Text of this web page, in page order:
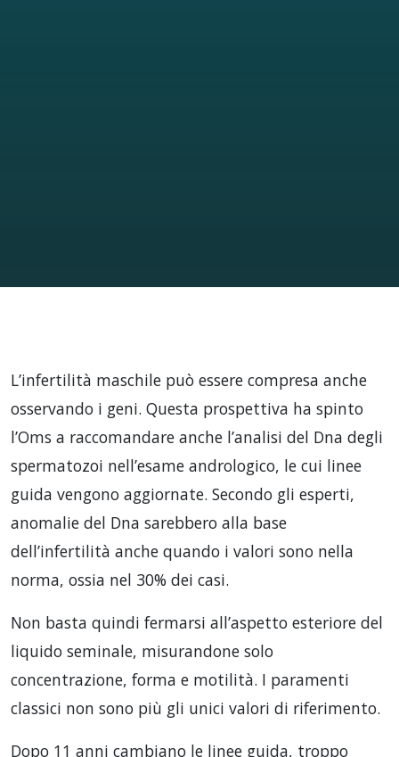
L’infertilità maschile può essere compresa anche
osservando i geni. Questa prospettiva ha spinto
l’Oms a raccomandare anche l’analisi del Dna degli
spermatozoi nell’esame andrologico, le cui linee
guida vengono aggiornate. Secondo gli esperti,
anomalie del Dna sarebbero alla base
dell’infertilità anche quando i valori sono nella
norma, ossia nel 30% dei casi.
Non basta quindi fermarsi all’aspetto esteriore del
liquido seminale, misurandone solo
concentrazione, forma e motilità. I paramenti
classici non sono più gli unici valori di riferimento.
Dopo 11 anni cambiano le linee guida, troppo